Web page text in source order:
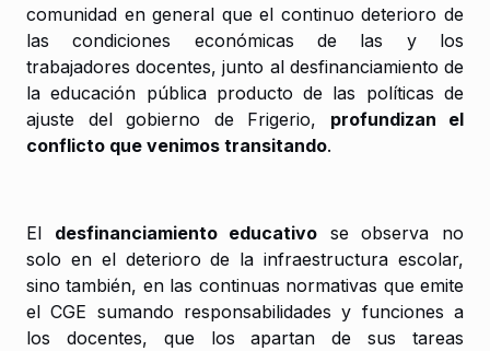
comunidad en general que el continuo deterioro de
las condiciones económicas de las y los
trabajadores docentes, junto al desfinanciamiento de
la educación pública producto de las políticas de
ajuste del gobierno de Frigerio, profundizan el
conflicto que venimos transitando.
El desfinanciamiento educativo se observa no
solo en el deterioro de la infraestructura escolar,
sino también, en las continuas normativas que emite
el CGE sumando responsabilidades y funciones a
los docentes, que los apartan de sus tareas